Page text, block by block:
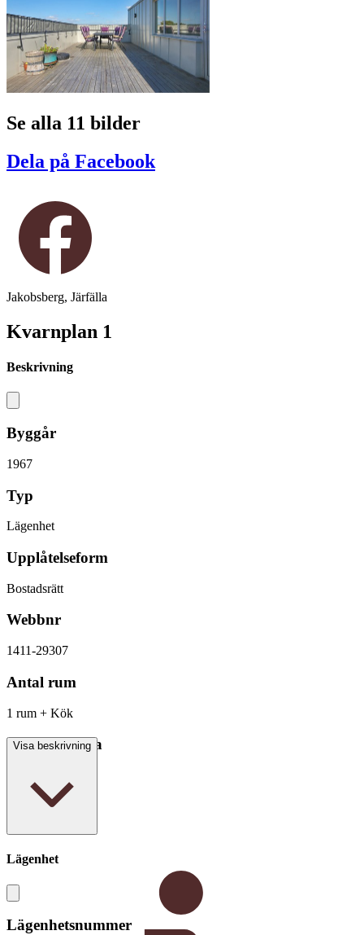
Se alla 11 bilder
Dela på Facebook
Jakobsberg, Järfälla
Kvarnplan 1
Beskrivning
Byggår
1967
Typ
Lägenhet
Upplåtelseform
Bostadsrätt
Webbnr
1411-29307
Antal rum
1 rum + Kök
Boarea/Biarea
Visa beskrivning
Lägenhet
Lägenhetsnummer